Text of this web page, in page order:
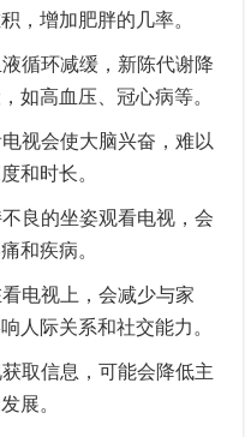
，增加肥胖的几率。
循环减缓，新陈代谢降
如高血压、冠心病等。
视会使大脑兴奋，难以
和时长。
良的坐姿观看电视，会
和疾病。
电视上，会减少与家
人际关系和社交能力。
取信息，可能会降低主
展。